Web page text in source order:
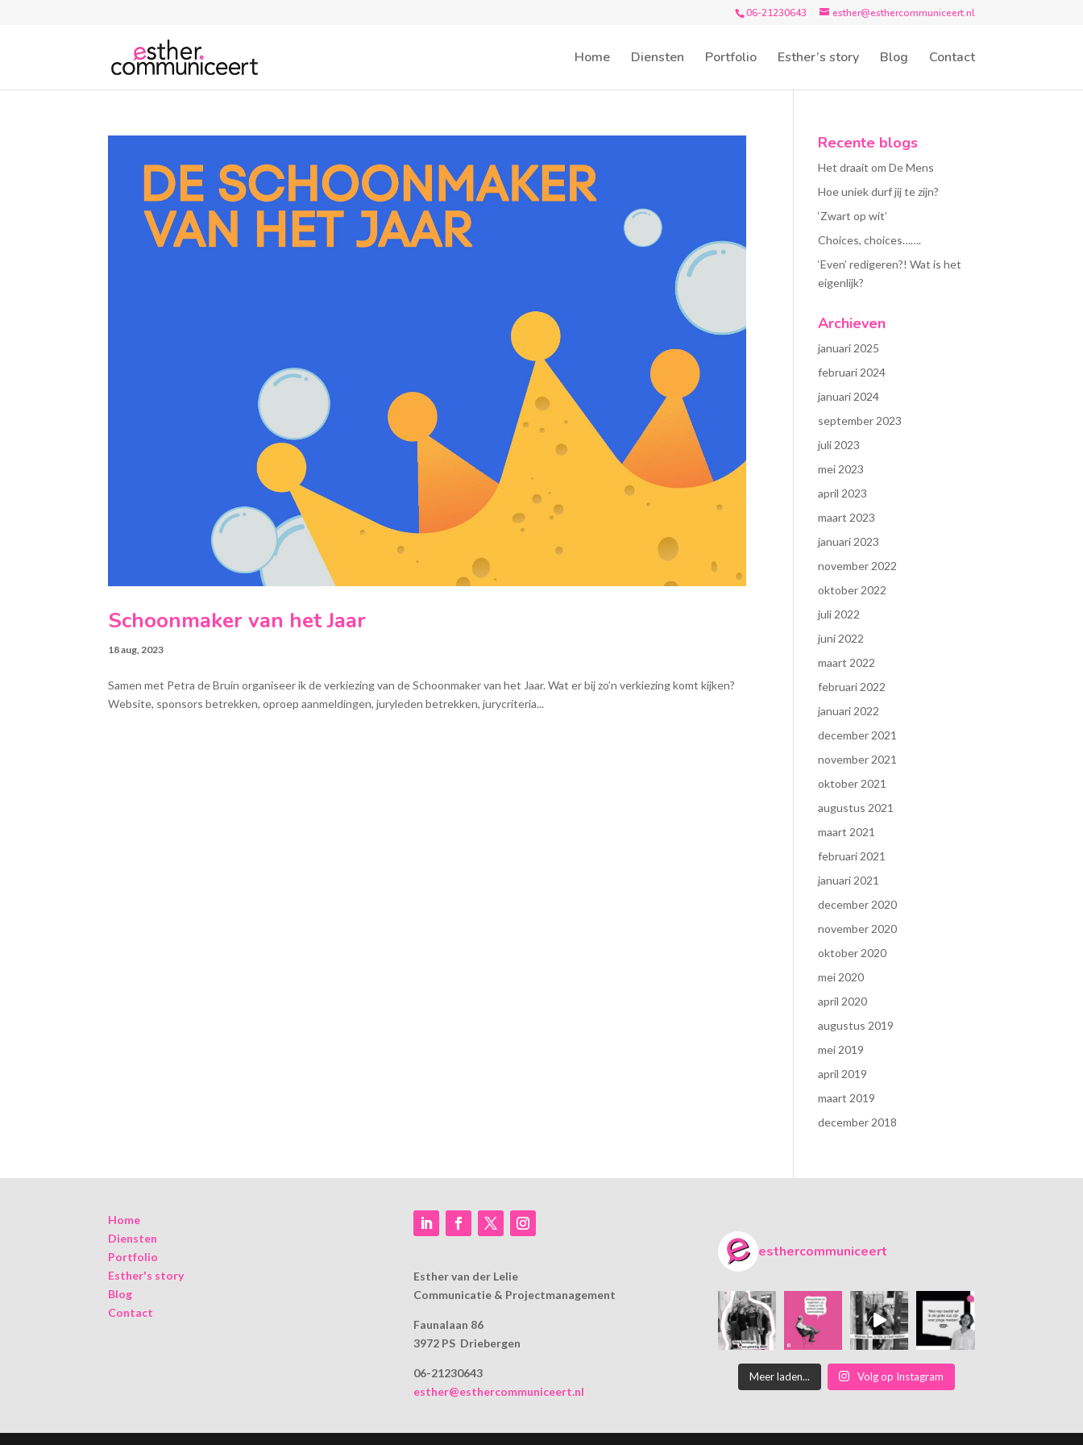
06-21230643 esther@esthercommuniceert.nl
Home Diensten Portfolio Esther’s story Blog Contact
Schoonmaker van het Jaar
18 aug, 2023
Samen met Petra de Bruin organiseer ik de verkiezing van de Schoonmaker van het Jaar. Wat er bij zo’n verkiezing komt kijken?
Website, sponsors betrekken, oproep aanmeldingen, juryleden betrekken, jurycriteria...
Recente blogs
Het draait om De Mens
Hoe uniek durf jij te zijn?
‘Zwart op wit’
Choices, choices…….
‘Even’ redigeren?! Wat is het
eigenlijk?
Archieven
januari 2025
februari 2024
januari 2024
september 2023
juli 2023
mei 2023
april 2023
maart 2023
januari 2023
november 2022
oktober 2022
juli 2022
juni 2022
maart 2022
februari 2022
januari 2022
december 2021
november 2021
oktober 2021
augustus 2021
maart 2021
februari 2021
januari 2021
december 2020
november 2020
oktober 2020
mei 2020
april 2020
augustus 2019
mei 2019
april 2019
maart 2019
december 2018
Home
Diensten
Portfolio
Esther's story
Blog
Contact
Esther van der Lelie
Communicatie & Projectmanagement
Faunalaan 86
3972 PS Driebergen
06-21230643
esther@esthercommuniceert.nl
esthercommuniceert
Meer laden... Volg op Instagram